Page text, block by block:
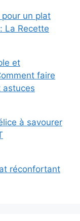
un plat
La Recette
et
faire
astuces
à savourer
réconfortant